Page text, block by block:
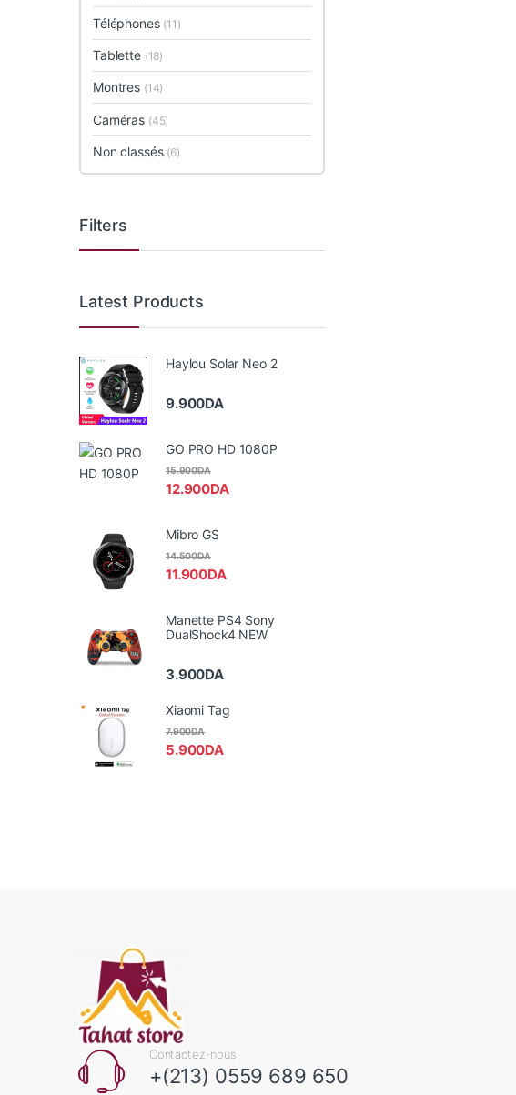
Téléphones (11)
Tablette (18)
Montres (14)
Caméras (45)
Non classés (6)
Filters
Latest Products
Haylou Solar Neo 2
9.900DA
GO PRO HD 1080P
12.900DA
15.900DA
Mibro GS
11.900DA
14.500DA
Manette PS4 Sony
DualShock4 NEW
3.900DA
Xiaomi Tag
5.900DA
7.900DA
Contactez-nous
+(213) 0559 689 650